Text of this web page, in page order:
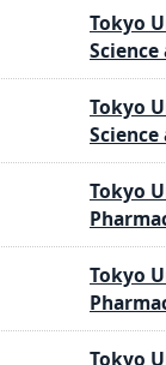
Tokyo
Tokyo
Tokyo
Tokyo
Tokyo